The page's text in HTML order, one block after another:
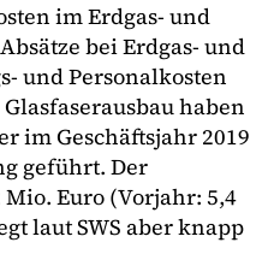
im Erdgas- und
bei Erdgas- und
und Personalkosten
haben
im Geschäftsjahr 2019
geführt. Der
Euro (Vorjahr: 5,4
laut SWS aber knapp